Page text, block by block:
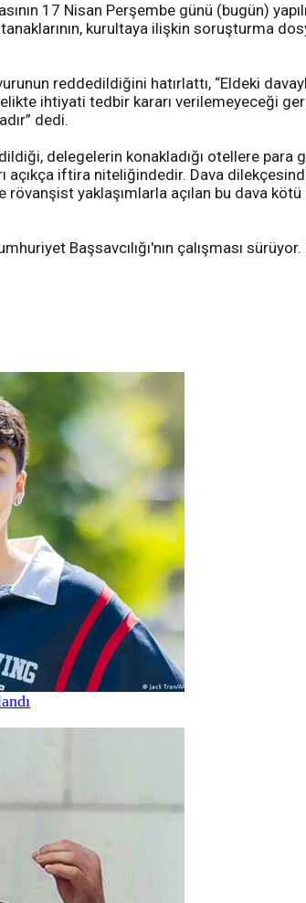
17 Nisan Perşembe günü (bugün)
kurultaya ilişkin soruşturma
reddedildiğini hatırlattı, “Eldeki
ihtiyati tedbir kararı verilemeyeceği
dedi.
delegelerin konakladığı otellere
açıkça iftira niteliğindedir. Dava
yaklaşımlarla açılan bu dava
Başsavcılığı'nın çalışması